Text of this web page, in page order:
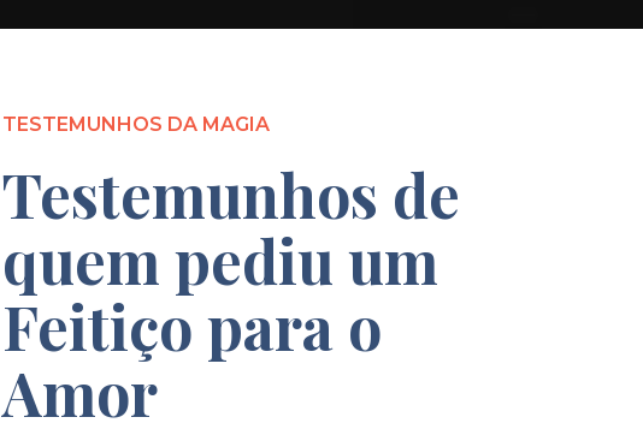
TESTEMUNHOS DA MAGIA
Testemunhos de
quem pediu um
Feitiço para o
Amor